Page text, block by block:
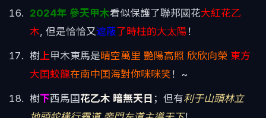
2024年 參天甲木看似保護了聯邦國花大紅花乙
木, 但是恰恰又遮蔽了時柱的大太陽 ！
樹上甲木東馬是晴空萬里 艷陽高照 欣欣向榮 東方
大囯蛟龍在南中囯海對你咪咪笑 ！~
樹下西馬囯花乙木 暗無天日 ；但有利于山頭林立